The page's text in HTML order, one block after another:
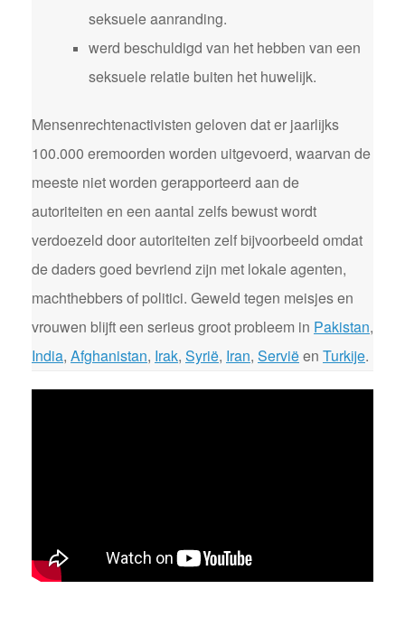
seksuele aanranding.
werd beschuldigd van het hebben van een
seksuele relatie buiten het huwelijk.
Mensenrechtenactivisten geloven dat er jaarlijks
100.000 eremoorden worden uitgevoerd, waarvan de
meeste niet worden gerapporteerd aan de
autoriteiten en een aantal zelfs bewust wordt
verdoezeld door autoriteiten zelf bijvoorbeeld omdat
de daders goed bevriend zijn met lokale agenten,
machthebbers of politici. Geweld tegen meisjes en
vrouwen blijft een serieus groot probleem in Pakistan,
India, Afghanistan, Irak, Syrië, Iran, Serviëen Turkije.